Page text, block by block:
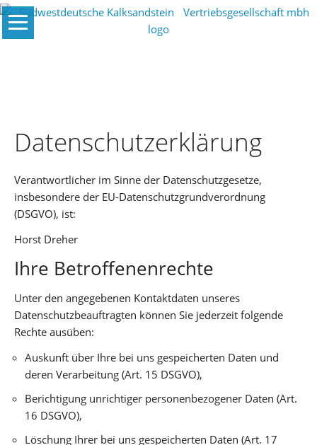
© Thomas Popinger, KS-
Sichtmauerwerk
Navigation
überspringen
Unternehmen
Produktvorteile
Kontakt
Websites
Datenschutzerklärung
Verantwortlicher im Sinne der Datenschutzgesetze,
insbesondere der EU-Datenschutzgrundverordnung
(DSGVO), ist:
Horst Dreher
Ihre Betroffenenrechte
Unter den angegebenen Kontaktdaten unseres
Datenschutzbeauftragten können Sie jederzeit folgende
Rechte ausüben:
Auskunft über Ihre bei uns gespeicherten Daten und
deren Verarbeitung (Art. 15 DSGVO),
Berichtigung unrichtiger personenbezogener Daten (Art.
16 DSGVO),
Löschung Ihrer bei uns gespeicherten Daten (Art. 17